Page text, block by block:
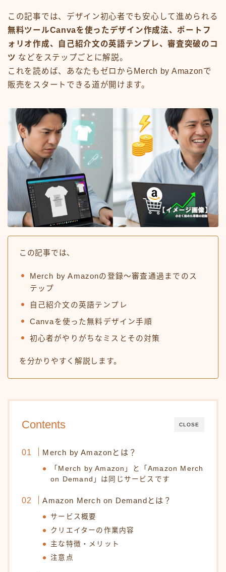
この記事では、デザイン初心者でも安心して進められる
無料ツールCanvaを使ったデザイン作成法、ポートフ
ォリオ作成、自己紹介文の英語テンプレ、審査突破のコ
ツ などをステップごとに解説。
これを読めば、あなたもゼロからMerch by Amazonで
販売をスタートできる道が開けます。
この記事では、
Merch by Amazonの登録〜審査通過までのス
テップ
自己紹介文の英語テンプレ
Canvaを使った無料デザイン手順
初心者がやりがちなミスとその対策
を分かりやすく解説します。
CLOSE
Contents
Merch by Amazonとは？
「Merch by Amazon」と「Amazon Merch
on Demand」は同じサービスです
Amazon Merch on Demandとは？
サービス概要
クリエイターの作業内容
主な特徴・メリット
注意点